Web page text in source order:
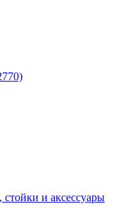
и аксессуары